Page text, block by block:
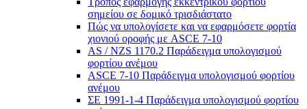
σημείου σε δομικό τρισδιάστατο
Πώς να υπολογίσετε και να εφαρμόσετε φορτία
χιονιού οροφής με ASCE 7-10
AS / NZS 1170.2 Παράδειγμα υπολογισμού
φορτίου ανέμου
ASCE 7-10 Παράδειγμα υπολογισμού φορτίου
ανέμου
ΣΕ 1991-1-4 Παράδειγμα υπολογισμού φορτίου